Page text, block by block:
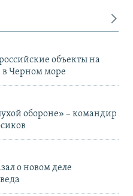
объекты на
в Черном море
обороне» – командир
о новом деле